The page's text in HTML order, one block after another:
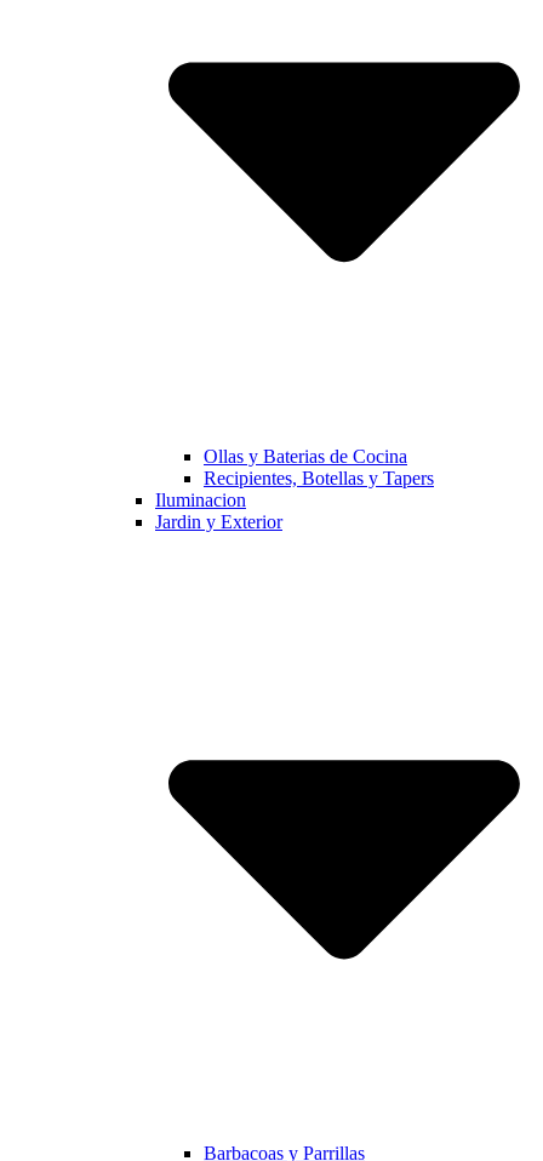
Ollas y Baterias de Cocina
Recipientes, Botellas y Tapers
Iluminacion
Jardin y Exterior
Barbacoas y Parrillas